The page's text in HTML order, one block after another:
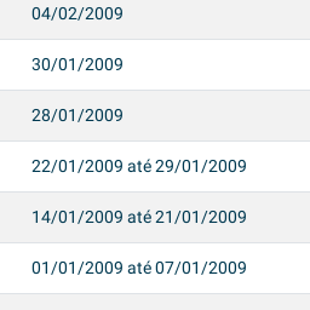
04/02/2009
30/01/2009
28/01/2009
22/01/2009 até 29/01/2009
14/01/2009 até 21/01/2009
01/01/2009 até 07/01/2009